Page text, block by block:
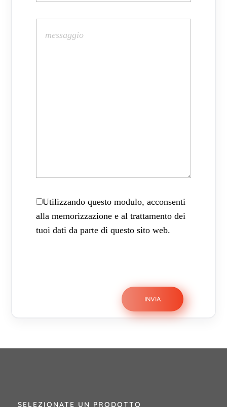
Utilizzando questo modulo, acconsenti
alla memorizzazione e al trattamento dei
tuoi dati da parte di questo sito web.
SELEZIONATE UN PRODOTTO